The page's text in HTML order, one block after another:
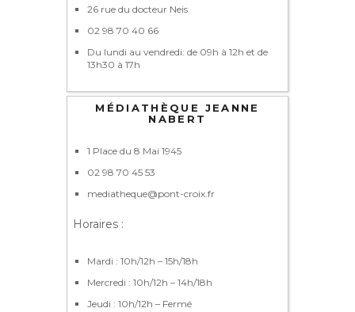
26 rue du docteur Neis
02 98 70 40 66
Du lundi au vendredi: de 09h à 12h et de
13h30 à 17h
MÉDIATHÈQUE JEANNE
NABERT
1 Place du 8 Mai 1945
02 98 70 45 53
mediatheque@pont-croix.fr
Horaires :
Mardi : 10h/12h – 15h/18h
Mercredi : 10h/12h – 14h/18h
Jeudi : 10h/12h – Fermé